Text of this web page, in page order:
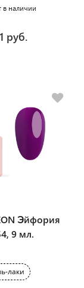
в наличии
руб.
Эйфория
9 мл.
лаки